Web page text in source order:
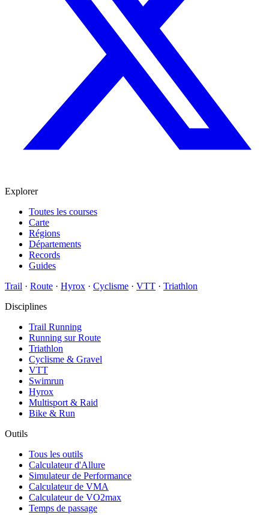
Explorer
Toutes les courses
Carte
Régions
Départements
Records
Guides
Trail · Route · Hyrox · Cyclisme · VTT · Triathlon
Disciplines
Trail Running
Running sur Route
Triathlon
Cyclisme & Gravel
VTT
Swimrun
Hyrox
Multisport & Raid
Bike & Run
Outils
Tous les outils
Calculateur d'Allure
Simulateur de Performance
Calculateur de VMA
Calculateur de VO2max
Temps de passage